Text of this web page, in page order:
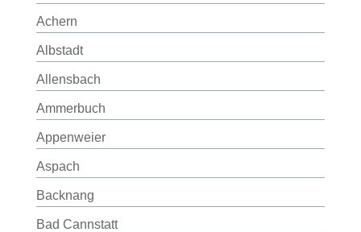
Achern
Albstadt
Allensbach
Ammerbuch
Appenweier
Aspach
Backnang
Bad Cannstatt